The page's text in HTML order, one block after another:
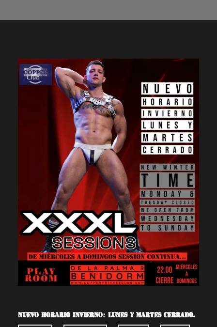
NUEVO HORARIO INVIERNO: LUNES Y MARTES CERRADO.